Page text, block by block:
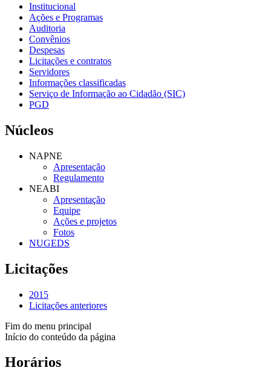
Institucional
Ações e Programas
Auditoria
Convênios
Despesas
Licitações e contratos
Servidores
Informações classificadas
Serviço de Informação ao Cidadão (SIC)
PGD
Núcleos
NAPNE
Apresentação
Regulamento
NEABI
Apresentação
Equipe
Ações e projetos
Fotos
NUGEDS
Licitações
2015
Licitações anteriores
Fim do menu principal
Início do conteúdo da página
Horários